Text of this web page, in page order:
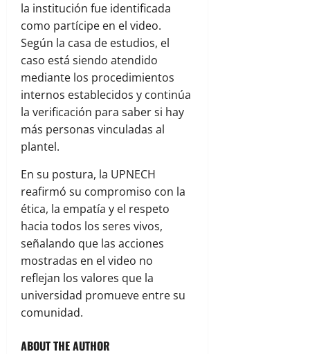
la institución fue identificada
como partícipe en el video.
Según la casa de estudios, el
caso está siendo atendido
mediante los procedimientos
internos establecidos y continúa
la verificación para saber si hay
más personas vinculadas al
plantel.
En su postura, la UPNECH
reafirmó su compromiso con la
ética, la empatía y el respeto
hacia todos los seres vivos,
señalando que las acciones
mostradas en el video no
reflejan los valores que la
universidad promueve entre su
comunidad.
ABOUT THE AUTHOR